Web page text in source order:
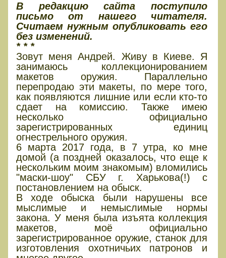
В редакцию сайта поступило
письмо от нашего читателя.
Считаем нужным опубликовать его
без изменений.
* * *
Зовут меня Андрей. Живу в Киеве. Я
занимаюсь коллекционированием
макетов оружия. Параллельно
перепродаю эти макеты, по мере того,
как появляются лишние или если кто-то
сдает на комиссию. Также имею
несколько официально
зарегистрированных единиц
огнестрельного оружия.
6 марта 2017 года, в 7 утра, ко мне
домой (а поздней оказалось, что еще к
нескольким моим знакомым) вломились
"маски-шоу" СБУ г. Харькова(!) с
постановлением на обыск.
В ходе обыска были нарушены все
мыслимые и немыслимые нормы
закона. У меня была изъята коллекция
макетов, моё официально
зарегистрированное оружие, станок для
изготовления охотничьих патронов и